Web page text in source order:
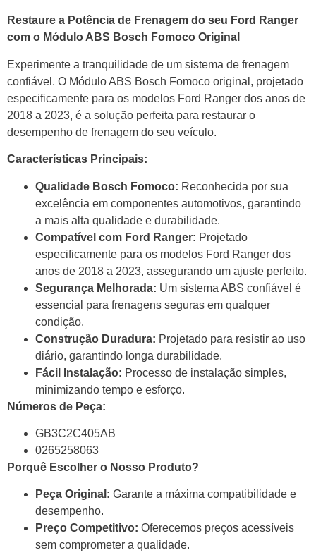
Restaure a Potência de Frenagem do seu Ford Ranger
com o Módulo ABS Bosch Fomoco Original
Experimente a tranquilidade de um sistema de frenagem
confiável. O Módulo ABS Bosch Fomoco original, projetado
especificamente para os modelos Ford Ranger dos anos de
2018 a 2023, é a solução perfeita para restaurar o
desempenho de frenagem do seu veículo.
Características Principais:
Qualidade Bosch Fomoco: Reconhecida por sua
excelência em componentes automotivos, garantindo
a mais alta qualidade e durabilidade.
Compatível com Ford Ranger: Projetado
especificamente para os modelos Ford Ranger dos
anos de 2018 a 2023, assegurando um ajuste perfeito.
Segurança Melhorada: Um sistema ABS confiável é
essencial para frenagens seguras em qualquer
condição.
Construção Duradura: Projetado para resistir ao uso
diário, garantindo longa durabilidade.
Fácil Instalação: Processo de instalação simples,
minimizando tempo e esforço.
Números de Peça:
GB3C2C405AB
0265258063
Porquê Escolher o Nosso Produto?
Peça Original: Garante a máxima compatibilidade e
desempenho.
Preço Competitivo: Oferecemos preços acessíveis
sem comprometer a qualidade.